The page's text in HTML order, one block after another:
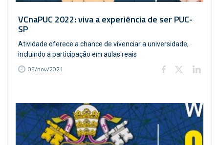
VCnaPUC 2022: viva a experiência de ser PUC-
SP
Atividade oferece a chance de vivenciar a universidade,
incluindo a participação em aulas reais
05/nov/2021